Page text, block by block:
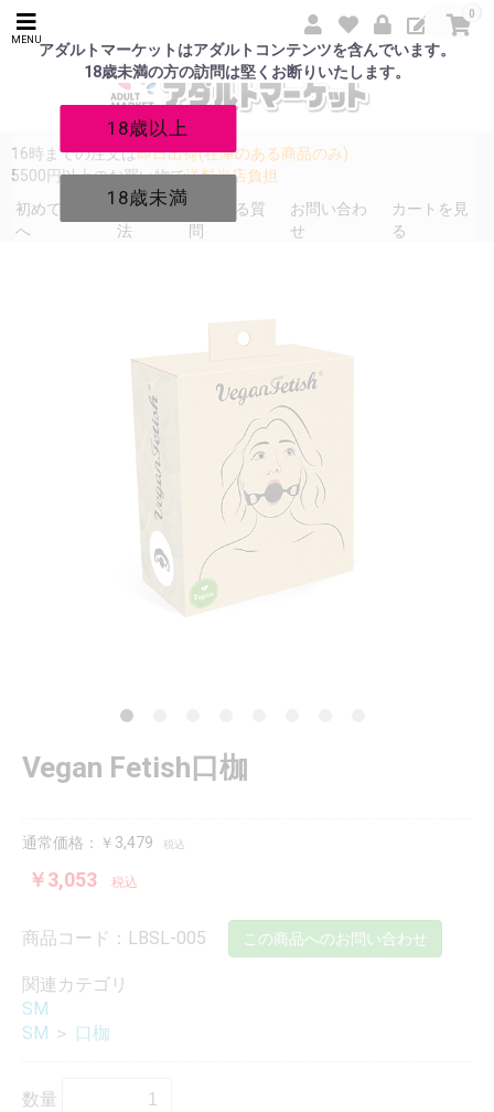
アダルトマーケットはアダルトコンテンツを含んでいます。
18歳未満の方の訪問は堅くお断りいたします。
18歳以上
18歳未満
MENU
0
16時までの注文は即日出荷(在庫のある商品のみ)
5500円以上のお買い物で送料当店負担
初めての方
へ
発送方
法
よくある質
問
お問い合わ
せ
カートを見
る
Vegan Fetish口枷
通常価格：￥3,479 税込
￥3,053 税込
商品コード：LBSL-005 この商品へのお問い合わせ
関連カテゴリ
SM
SM ＞ 口枷
数量